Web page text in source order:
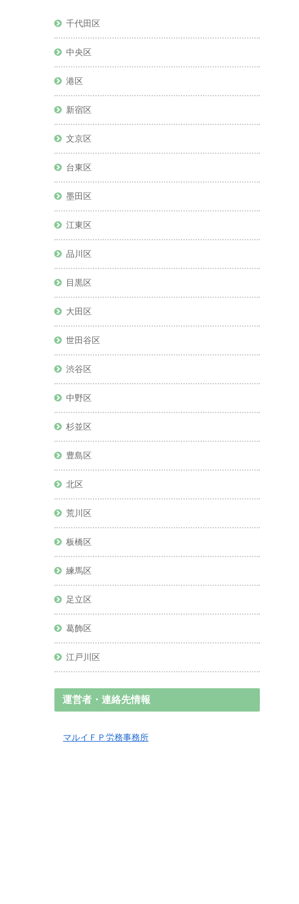
千代田区
中央区
港区
新宿区
文京区
台東区
墨田区
江東区
品川区
目黒区
大田区
世田谷区
渋谷区
中野区
杉並区
豊島区
北区
荒川区
板橋区
練馬区
足立区
葛飾区
江戸川区
運営者・連絡先情報
マルイＦＰ労務事務所